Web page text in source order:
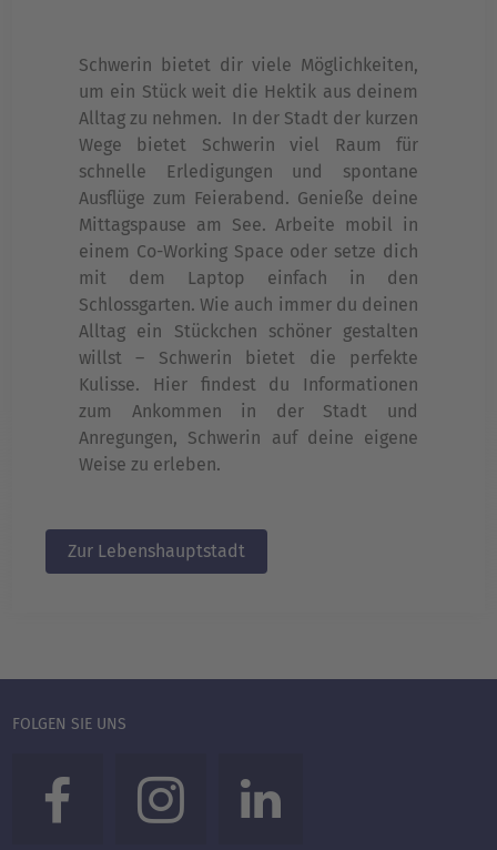
Schwerin bietet dir viele Möglichkeiten,
um ein Stück weit die Hektik aus deinem
Alltag zu nehmen. In der Stadt der kurzen
Wege bietet Schwerin viel Raum für
schnelle Erledigungen und spontane
Ausflüge zum Feierabend. Genieße deine
Mittagspause am See. Arbeite mobil in
einem Co-Working Space oder setze dich
mit dem Laptop einfach in den
Schlossgarten. Wie auch immer du deinen
Alltag ein Stückchen schöner gestalten
willst – Schwerin bietet die perfekte
Kulisse. Hier findest du Informationen
zum Ankommen in der Stadt und
Anregungen, Schwerin auf deine eigene
Weise zu erleben.
Zur Lebenshauptstadt
FOLGEN SIE UNS